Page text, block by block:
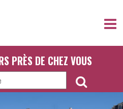
PRÈS DE CHEZ VOUS